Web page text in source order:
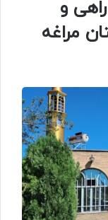
و
مراغه